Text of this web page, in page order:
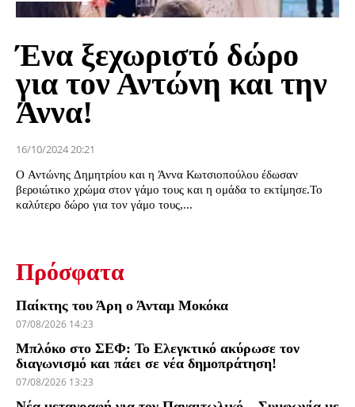
Ένα ξεχωριστό δώρο
για τον Αντώνη και την
Άννα!
16/10/2024 20:21
Ο Αντώνης Δημητρίου και η Άννα Κωτσιοπούλου έδωσαν
βεροιώτικο χρώμα στον γάμο τους και η ομάδα το εκτίμησε.Το
καλύτερο δώρο για τον γάμο τους,...
Πρόσφατα
Παίκτης του Άρη ο Άνταμ Μοκόκα
07/08/2026 14:23
Μπλόκο στο ΣΕΦ: Το Ελεγκτικό ακύρωσε τον
διαγωνισμό και πάει σε νέα δημοπράτηση!
07/08/2026 13:23